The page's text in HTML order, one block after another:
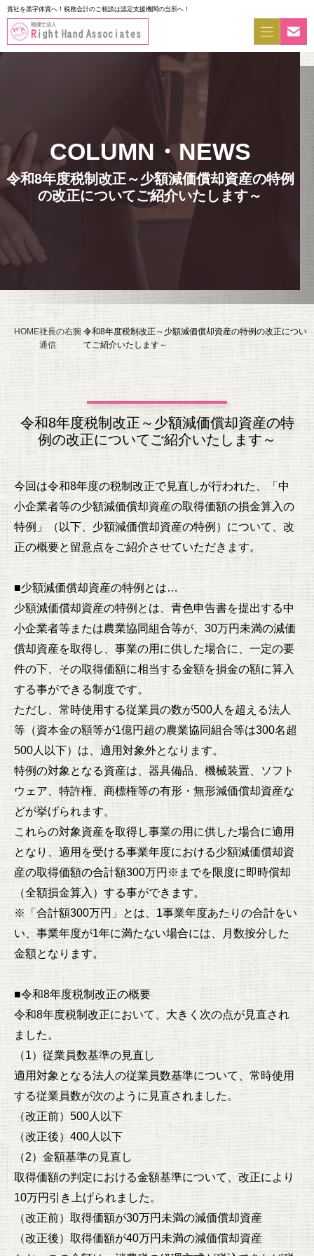
貴社を黒字体質へ！税務会計のご相談は認定支援機関の当所へ！
令和8年度税制改正～少額減価償却資産の特例
の改正についてご紹介いたします～
HOME社長の右腕
通信
令和8年度税制改正～少額減価償却資産の特例の改正につい
てご紹介いたします～
令和8年度税制改正～少額減価償却資産の特
例の改正についてご紹介いたします～
今回は令和8年度の税制改正で見直しが行われた、「中
小企業者等の少額減価償却資産の取得価額の損金算入の
特例」（以下、少額減価償却資産の特例）について、改
正の概要と留意点をご紹介させていただきます。
■少額減価償却資産の特例とは…
少額減価償却資産の特例とは、青色申告書を提出する中
小企業者等または農業協同組合等が、30万円未満の減価
償却資産を取得し、事業の用に供した場合に、一定の要
件の下、その取得価額に相当する金額を損金の額に算入
する事ができる制度です。
ただし、常時使用する従業員の数が500人を超える法人
等（資本金の額等が1億円超の農業協同組合等は300名超
500人以下）は、適用対象外となります。
特例の対象となる資産は、器具備品、機械装置、ソフト
ウェア、特許権、商標権等の有形・無形減価償却資産な
どが挙げられます。
これらの対象資産を取得し事業の用に供した場合に適用
となり、適用を受ける事業年度における少額減価償却資
産の取得価額の合計額300万円※までを限度に即時償却
（全額損金算入）する事ができます。
※「合計額300万円」とは、1事業年度あたりの合計をい
い、事業年度が1年に満たない場合には、月数按分した
金額となります。
■令和8年度税制改正の概要
令和8年度税制改正において、大きく次の点が見直され
ました。
（1）従業員数基準の見直し
適用対象となる法人の従業員数基準について、常時使用
する従業員数が次のように見直されました。
（改正前）500人以下
（改正後）400人以下
（2）金額基準の見直し
取得価額の判定における金額基準について、改正により
10万円引き上げられました。
（改正前）取得価額が30万円未満の減価償却資産
（改正後）取得価額が40万円未満の減価償却資産